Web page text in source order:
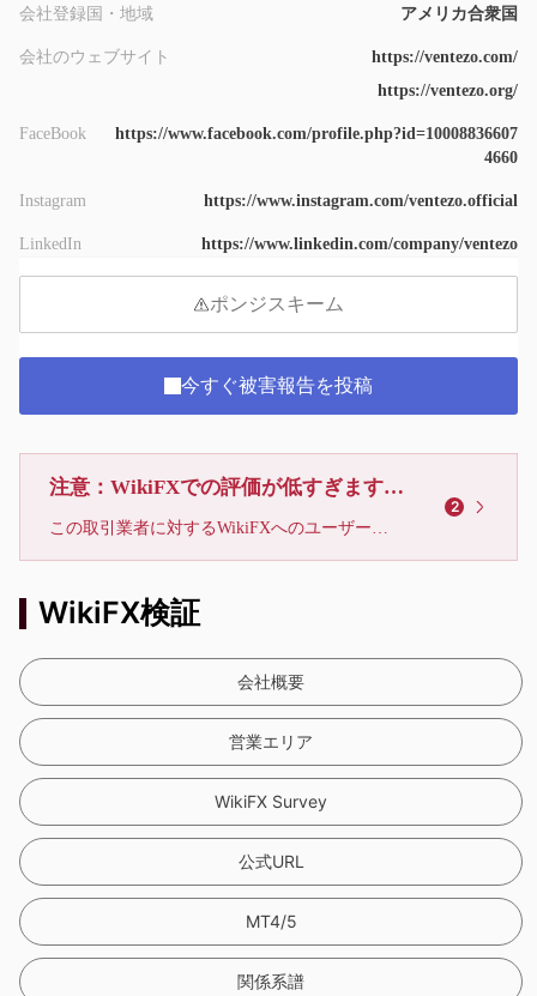
会社登録国・地域 アメリカ合衆国
会社のウェブサイト
https://ventezo.com/
https://ventezo.org/
FaceBook
https://www.facebook.com/profile.php?id=10008836607
4660
Instagram https://www.instagram.com/ventezo.official
LinkedIn https://www.linkedin.com/company/ventezo
ポンジスキーム
今すぐ被害報告を投稿
注意：WikiFXでの評価が低すぎます、利用しないでください
この取引業者に対するWikiFXへのユーザーからの苦情が、14件に達しています。リスクに注意し、被害に遭わないようお気をつけください。
2
WikiFX検証
会社概要
営業エリア
WikiFX Survey
公式URL
MT4/5
関係系譜